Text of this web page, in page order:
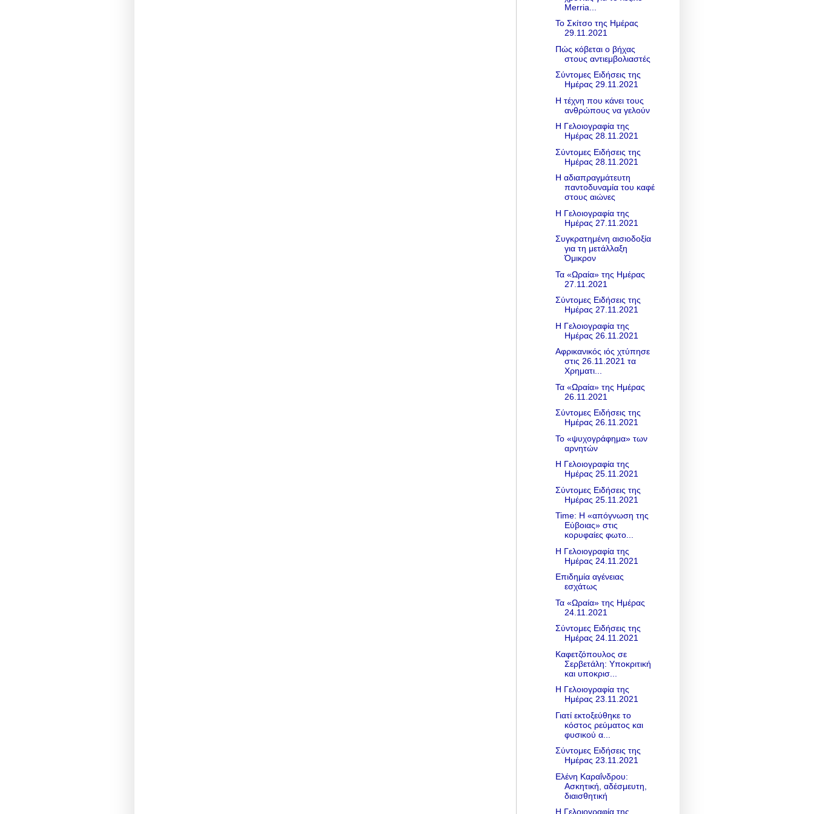
Merria...
Το Σκίτσο της Ημέρας
29.11.2021
Πώς κόβεται ο βήχας
στους αντιεμβολιαστές
Σύντομες Ειδήσεις της
Ημέρας 29.11.2021
Η τέχνη που κάνει τους
ανθρώπους να γελούν
Η Γελοιογραφία της
Ημέρας 28.11.2021
Σύντομες Ειδήσεις της
Ημέρας 28.11.2021
Η αδιαπραγμάτευτη
παντοδυναμία του καφέ
στους αιώνες
Η Γελοιογραφία της
Ημέρας 27.11.2021
Συγκρατημένη αισιοδοξία
για τη μετάλλαξη
Όμικρον
Τα «Ωραία» της Ημέρας
27.11.2021
Σύντομες Ειδήσεις της
Ημέρας 27.11.2021
Η Γελοιογραφία της
Ημέρας 26.11.2021
Αφρικανικός ιός χτύπησε
στις 26.11.2021 τα
Χρηματι...
Τα «Ωραία» της Ημέρας
26.11.2021
Σύντομες Ειδήσεις της
Ημέρας 26.11.2021
Το «ψυχογράφημα» των
αρνητών
Η Γελοιογραφία της
Ημέρας 25.11.2021
Σύντομες Ειδήσεις της
Ημέρας 25.11.2021
Time: Η «απόγνωση της
Εύβοιας» στις
κορυφαίες φωτο...
Η Γελοιογραφία της
Ημέρας 24.11.2021
Eπιδημία αγένειας
εσχάτως
Τα «Ωραία» της Ημέρας
24.11.2021
Σύντομες Ειδήσεις της
Ημέρας 24.11.2021
Καφετζόπουλος σε
Σερβετάλη: Υποκριτική
και υποκρισ...
Η Γελοιογραφία της
Ημέρας 23.11.2021
Γιατί εκτοξεύθηκε το
κόστος ρεύματος και
φυσικού α...
Σύντομες Ειδήσεις της
Ημέρας 23.11.2021
Ελένη Καραΐνδρου:
Ασκητική, αδέσμευτη,
διαισθητική
Η Γελοιογραφία της